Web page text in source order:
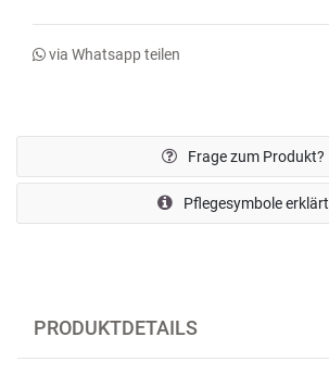
via Whatsapp teilen
Frage zum Produkt?
Pflegesymbole erklärt
PRODUKTDETAILS